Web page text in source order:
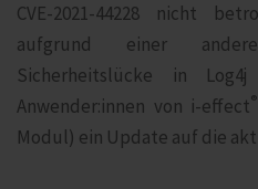
CVE-2021-44228 nicht
aufgrund einer
Sicherheitslücke in Log4j
Anwender:innen von i‑effect®
Modul) ein Update auf die